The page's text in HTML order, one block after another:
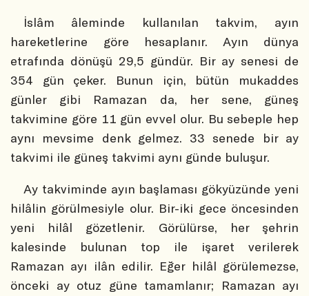
İslâm âleminde kullanılan takvim, ayın
hareketlerine göre hesaplanır. Ayın dünya
etrafında dönüşü 29,5 gündür. Bir ay senesi de
354 gün çeker. Bunun için, bütün mukaddes
günler gibi Ramazan da, her sene, güneş
takvimine göre 11 gün evvel olur. Bu sebeple hep
aynı mevsime denk gelmez. 33 senede biray
takvimi ile güneş takvimi aynı günde buluşur.
Ay takviminde ayın başlaması gökyüzünde yeni
hilâlin görülmesiyle olur. Bir-iki gece öncesinden
yeni hilâl gözetlenir. Görülürse, her şehrin
kalesinde bulunan top ile işaret verilerek
Ramazan ayı ilân edilir. Eğer hilâl görülemezse,
önceki ay otuz güne tamamlanır; Ramazan ayı